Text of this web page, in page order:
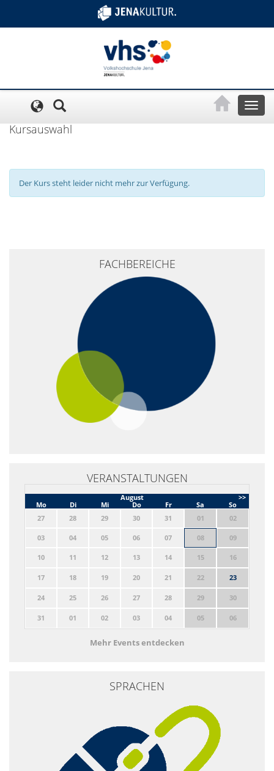
Toggle
Kursauswahl
Der Kurs steht leider nicht mehr zur Verfügung.
FACHBEREICHE
VERANSTALTUNGEN
>>
August
Mo
Di Mi Do Fr Sa
So
27
28 29 30 31 01 02
03 04 05 06 07 08 09
10 11 12 13 14 15 16
17 18 19 20 21 22 23
24 25 26 27 28 29 30
31 01 02 03 04 05 06
Mehr Events entdecken
SPRACHEN